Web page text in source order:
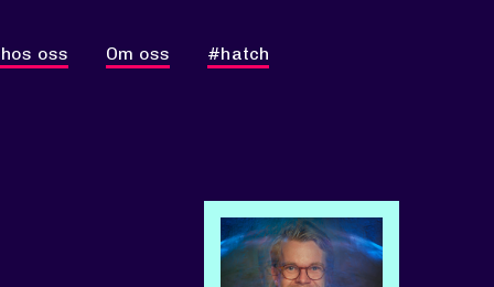
oss Om oss #hatch